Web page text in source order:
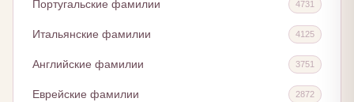
Португальские фамилии 4731
Итальянские фамилии 4125
Английские фамилии 3751
Еврейские фамилии 2872